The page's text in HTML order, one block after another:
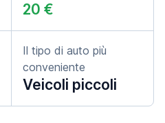
20 €
Il tipo di auto più
conveniente
Veicoli piccoli